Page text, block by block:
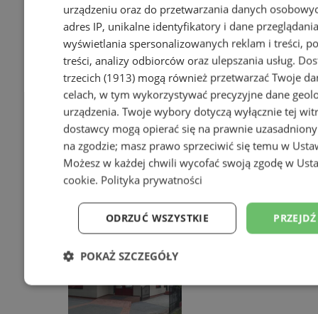
Kawiarnia U Sąsiadów w
Bielszowicach – zapraszamy!
urządzeniu oraz do przetwarzania danych
adres IP, unikalne identyfikatory i dane
wyświetlania spersonalizowanych reklam i treści,
treści, analizy odbiorców oraz ulepszania usług.
trzecich (1913)mogą również przetwarzać Twoje
celach, w tym wykorzystywać precyzyjne dane
urządzenia. Twoje wybory dotyczą wyłącznie tej
dostawcy mogą opierać się na prawnie
na zgodzie; masz prawo sprzeciwić się temu w
Możesz w każdej chwili wycofać swoją zgodę w
cookie. Polityka prywatności
ODRZUĆ WSZYSTKIE
POKAŻ SZCZEGÓŁY
Niezbędne Wydajność Targetowanie